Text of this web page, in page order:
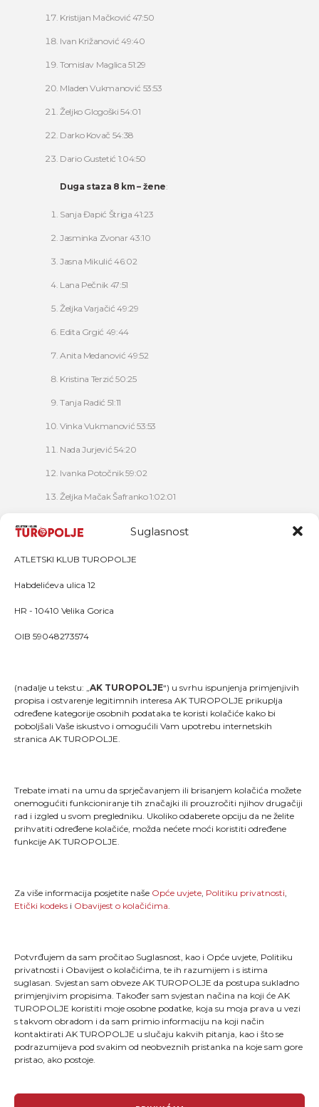
Suglasnost
ATLETSKI KLUB TUROPOLJE
Habdelićeva ulica 12
HR - 10410 Velika Gorica
OIB 59048273574
(nadalje u tekstu: „AK TUROPOLJE“) u svrhu ispunjenja primjenjivih
propisa i ostvarenje legitimnih interesa AK TUROPOLJE prikuplja
određene kategorije osobnih podataka te koristi kolačiće kako bi
poboljšali Vaše iskustvo i omogućili Vam upotrebu internetskih
stranica AK TUROPOLJE.
Trebate imati na umu da sprječavanjem ili brisanjem kolačića možete
onemogućiti funkcioniranje tih značajki ili prouzročiti njihov drugačiji
rad i izgled u svom pregledniku. Ukoliko odaberete opciju da ne želite
prihvatiti određene kolačiće, možda nećete moći koristiti određene
funkcije AK TUROPOLJE.
Za više informacija posjetite naše Opće uvjete, Politiku privatnosti,
Etički kodeks i Obavijest o kolačićima.
Potvrđujem da sam pročitao Suglasnost, kao i Opće uvjete, Politiku
privatnosti i Obavijest o kolačićima, te ih razumijem i s istima
suglasan. Svjestan sam obveze AK TUROPOLJE da postupa sukladno
primjenjivim propisima. Također sam svjestan načina na koji će AK
TUROPOLJE koristiti moje osobne podatke, koja su moja prava u vezi
s takvom obradom i da sam primio informaciju na koji način
kontaktirati AK TUROPOLJE u slučaju kakvih pitanja, kao i što se
podrazumijeva pod svakim od neobveznih pristanka na koje sam gore
pristao, ako postoje.
Kristijan Mačković 47:50
Ivan Križanović 49:40
Tomislav Maglica 51:29
Mladen Vukmanović 53:53
Željko Glogoški 54:01
Darko Kovač 54:38
Dario Gustetić 1:04:50
Duga staza 8 km – žene:
Sanja Đapić Štriga 41:23
Jasminka Zvonar 43:10
Jasna Mikulić 46:02
Lana Pečnik 47:51
Željka Varjačić 49:29
Edita Grgić 49:44
Anita Medanović 49:52
Kristina Terzić 50:25
Tanja Radić 51:11
Vinka Vukmanović 53:53
Nada Jurjević 54:20
Ivanka Potočnik 59:02
Željka Mačak Šafranko 1:02:01
"Kao što svaki trkač zna, trčanje je više od pukog
stavljanja jedne noge ispred druge; ono je način života
i dio onoga što jesmo."
MENU
TLTT
O nama
Turopoljski trail
Kontakt
OPĆI UVJETI
Etički kodeks